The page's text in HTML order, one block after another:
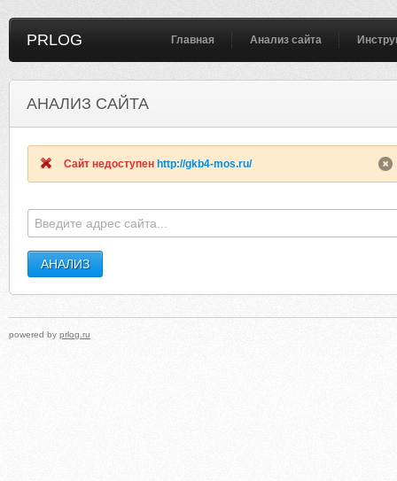
PRLOG Главная Анализ сайта
АНАЛИЗ САЙТА
Сайт недоступен http://gkb4-mos.ru/
powered by prlog.ru